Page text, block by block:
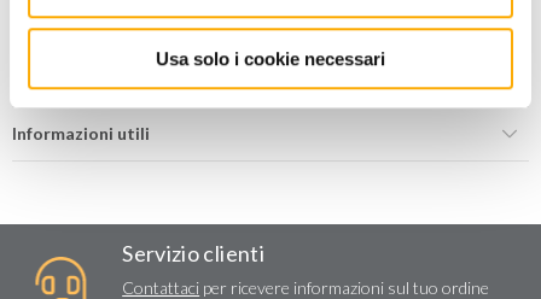
Usa solo i cookie necessari
Informazioni utili
Servizio clienti
Contattaci per ricevere informazioni sul tuo ordine